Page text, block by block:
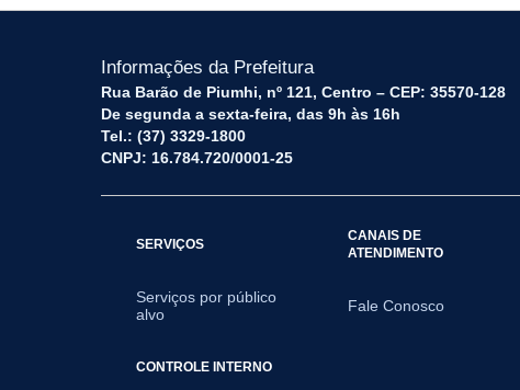
Informações da Prefeitura
Rua Barão de Piumhi, nº 121, Centro – CEP: 35570-128
De segunda a sexta-feira, das 9h às 16h
Tel.: (37) 3329-1800
CNPJ: 16.784.720/0001-25
SERVIÇOS
Serviços por público
alvo
CANAIS DE
ATENDIMENTO
Fale Conosco
CONTROLE INTERNO